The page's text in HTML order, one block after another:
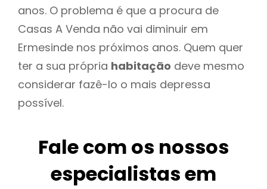
anos. O problema é que a procura de
Casas A Venda não vai diminuir em
Ermesinde nos próximos anos. Quem quer
ter a sua própria habitação deve mesmo
considerar fazê-lo o mais depressa
possível.
Fale com os nossos
especialistas em